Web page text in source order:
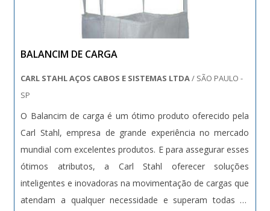
necessidade. A Bento Carrinhos é uma empresa que tem
sido apontada de forma positiva no segmento pela
seriedade e qualidade, que fecham todo o ciclo de
entrega com excelência para cada cliente..
BALANCIM DE CARGA
CARL STAHL AÇOS CABOS E SISTEMAS LTDA/ SÃO PAULO -
SP
O Balancim de carga é um ótimo produto oferecido pela
Carl Stahl, empresa de grande experiência no mercado
mundial com excelentes produtos. E para assegurar esses
ótimos atributos, a Carl Stahl oferecer soluções
inteligentes e inovadoras na movimentação de cargas que
atendam a qualquer necessidade e superam todas as